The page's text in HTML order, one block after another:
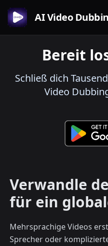
AI Video
Bereit
Schließ dich
Video
Verwandle
für ein
Mehrsprachige Videos
Sprecher oder